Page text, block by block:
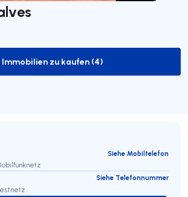
to-buy-listing
Immobilien zu kaufen (4)
Siehe Mobiltelefon
Siehe Telefonnummer